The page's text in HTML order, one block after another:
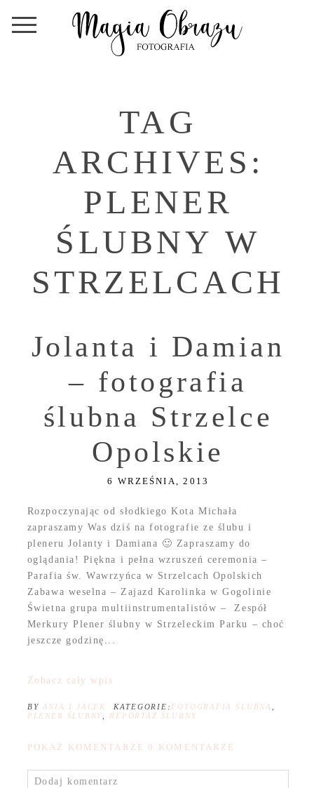
TAG
ARCHIVES:
PLENER
ŚLUBNY W
STRZELCACH
Jolanta i Damian
– fotografia
ślubna Strzelce
Opolskie
6 WRZEŚNIA, 2013
Rozpoczynając od słodkiego Kota Michała
zapraszamy Was dziś na fotografie ze ślubu i
pleneru Jolanty i Damiana 🙂 Zapraszamy do
oglądania! Piękna i pełna wzruszeń ceremonia –
Parafia św. Wawrzyńca w Strzelcach Opolskich
Zabawa weselna – Zajazd Karolinka w Gogolinie
Świetna grupa multiinstrumentalistów – Zespół
Merkury Plener ślubny w Strzeleckim Parku – choć
jeszcze godzinę...
Zobacz cały wpis
BY ANIA I JACEK KATEGORIE: FOTOGRAFIA ŚLUBNA ,
PLENER ŚLUBNY, REPORTAŻ ŚLUBNY
POKAŻ KOMENTARZE 0 KOMENTARZE
Dodaj komentarz